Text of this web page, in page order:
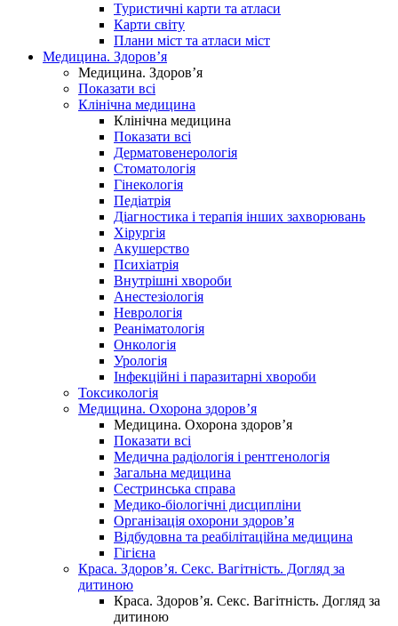
Туристичні карти та атласи
Карти світу
Плани міст та атласи міст
Медицина. Здоров’я
Медицина. Здоров’я
Показати всі
Клінічна медицина
Клінічна медицина
Показати всі
Дерматовенерологія
Стоматологія
Гінекологія
Педіатрія
Діагностика і терапія інших захворювань
Хірургія
Акушерство
Психіатрія
Внутрішні хвороби
Анестезіологія
Неврологія
Реаніматологія
Онкологія
Урологія
Інфекційні і паразитарні хвороби
Токсикологія
Медицина. Охорона здоров’я
Медицина. Охорона здоров’я
Показати всі
Медична радіологія і рентгенологія
Загальна медицина
Сестринська справа
Медико-біологічні дисципліни
Організація охорони здоров’я
Відбудовна та реабілітаційна медицина
Гігієна
Краса. Здоров’я. Секс. Вагітність. Догляд за
дитиною
Краса. Здоров’я. Секс. Вагітність. Догляд за
дитиною